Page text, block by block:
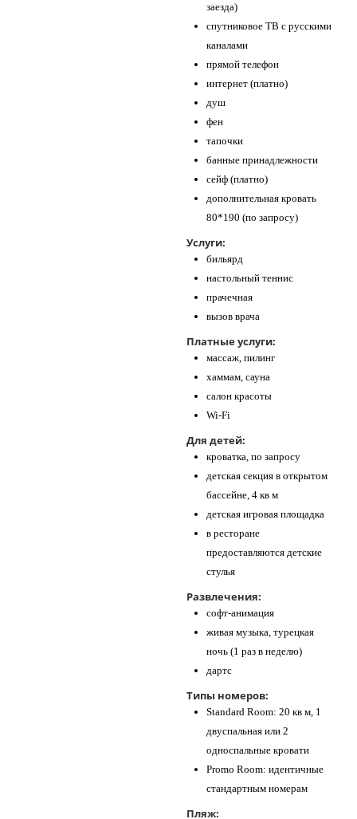
заезда)
спутниковое ТВ с русскими
каналами
прямой телефон
интернет (платно)
душ
фен
тапочки
банные принадлежности
сейф (платно)
дополнительная кровать
80*190 (по запросу)
Услуги:
бильярд
настольный теннис
прачечная
вызов врача
Платные услуги:
массаж, пилинг
хаммам, сауна
салон красоты
Wi-Fi
Для детей:
кроватка, по запросу
детская секция в открытом
бассейне, 4 кв м
детская игровая площадка
в ресторане
предоставляются детские
стулья
Развлечения:
софт-анимация
живая музыка, турецкая
ночь (1 раз в неделю)
дартс
Типы номеров:
Standard Room: 20 кв м, 1
двуспальная или 2
односпальные кровати
Promo Room: идентичные
стандартным номерам
Пляж: